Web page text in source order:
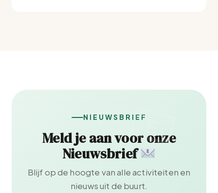
NIEUWSBRIEF
Meld je aan voor onze
Nieuwsbrief
Blijf op de hoogte van alle activiteiten en
nieuws uit de buurt.